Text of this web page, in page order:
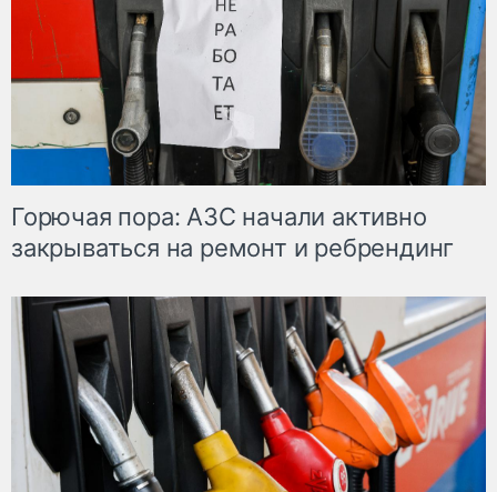
Горючая пора: АЗС начали активно
закрываться на ремонт и ребрендинг